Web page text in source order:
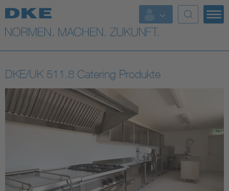
Top-Themen
VDE Fokusthemen
Digital Security
Energy
Industry
DKE/UK 511.8 Catering Produkte